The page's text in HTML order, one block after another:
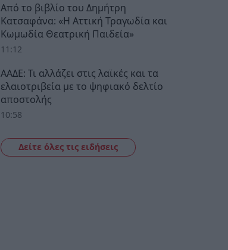
Από το βιβλίο του Δημήτρη
Κατσαφάνα: «Η Αττική Τραγωδία και
Κωμωδία Θεατρική Παιδεία»
11:12
ΑΑΔΕ: Τι αλλάζει στις λαϊκές και τα
ελαιοτριβεία με το ψηφιακό δελτίο
αποστολής
10:58
Δείτε όλες τις ειδήσεις